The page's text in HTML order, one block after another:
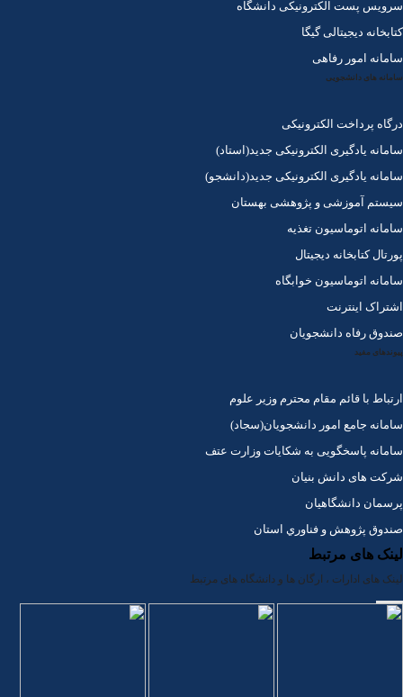
سرویس پست الکترونیکی دانشگاه
کتابخانه دیجیتالی گیگا
سامانه امور رفاهی
سامانه های دانشجویی
درگاه پرداخت الکترونیکی
سامانه یادگیری الکترونیکی جدید(استاد)
سامانه یادگیری الکترونیکی جدید(دانشجو)
سیستم آموزشی و پژوهشی بهستان
سامانه اتوماسیون تغذیه
پورتال کتابخانه دیجیتال
سامانه اتوماسیون خوابگاه
اشتراک اینترنت
صندوق رفاه دانشجویان
پیوندهای مفید
ارتباط با قائم مقام محترم وزیر علوم
سامانه جامع امور دانشجویان(سجاد)
سامانه پاسخگویی به شکایات وزارت عتف
شرکت های دانش بنیان
پرسمان دانشگاهیان
صندوق پژوهش و فناوري استان
لینک های مرتبط
لینک های ادارات ، ارگان ها و دانشگاه های مرتبط